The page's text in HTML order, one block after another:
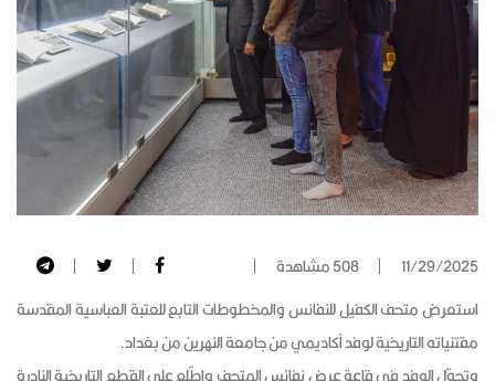
11/29/2025
508 مشاهدة
استعرض متحف الكفيل للنفائس والمخطوطات التابع للعتبة العباسية المقدسة
مقتنياته التاريخية لوفد أكاديمي من جامعة النهرين من بغداد.